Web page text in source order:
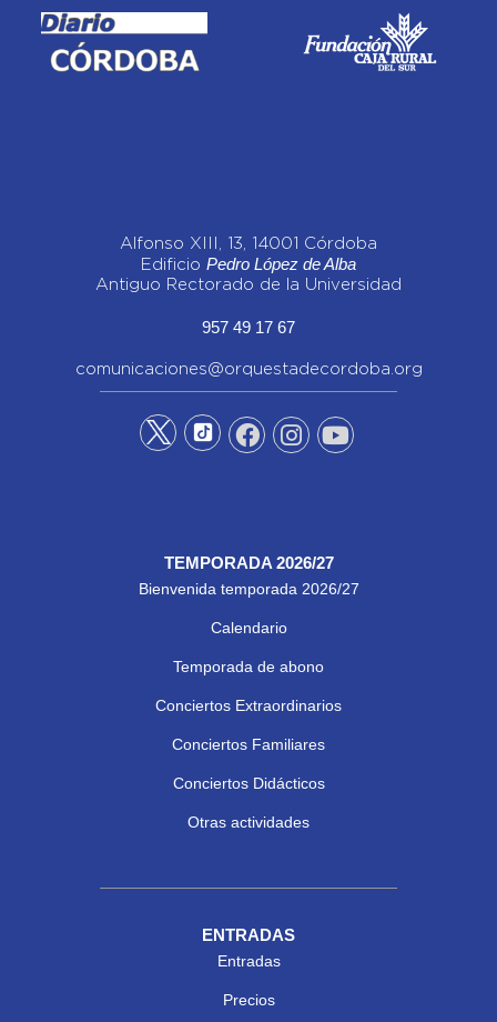
Alfonso XIII, 13, 14001 Córdoba
Edificio Pedro López de Alba
Antiguo Rectorado de la Universidad
957 49 17 67
comunicaciones@orquestadecordoba.org
TEMPORADA 2026/27
Bienvenida temporada 2026/27
Calendario
Temporada de abono
Conciertos Extraordinarios
Conciertos Familiares
Conciertos Didácticos
Otras actividades
ENTRADAS
Entradas
Precios